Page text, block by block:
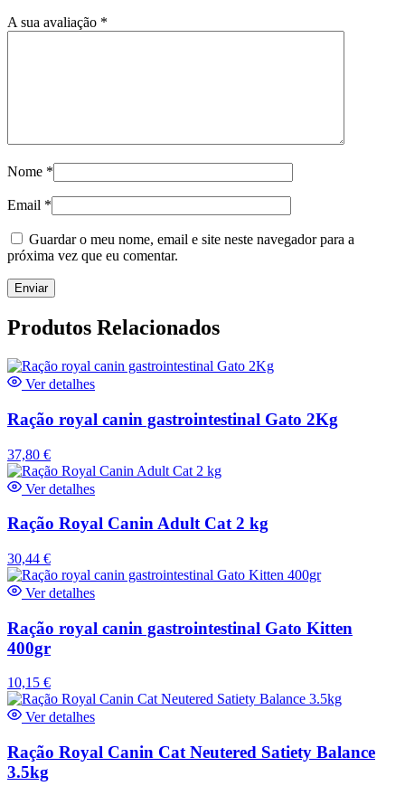
A sua avaliação *
Nome *
Email *
Guardar o meu nome, email e site neste navegador para a
próxima vez que eu comentar.
Produtos Relacionados
Ver detalhes
Ração royal canin gastrointestinal Gato 2Kg
37,80 €
Ver detalhes
Ração Royal Canin Adult Cat 2 kg
30,44 €
Ver detalhes
Ração royal canin gastrointestinal Gato Kitten
400gr
10,15 €
Ver detalhes
Ração Royal Canin Cat Neutered Satiety Balance
3.5kg